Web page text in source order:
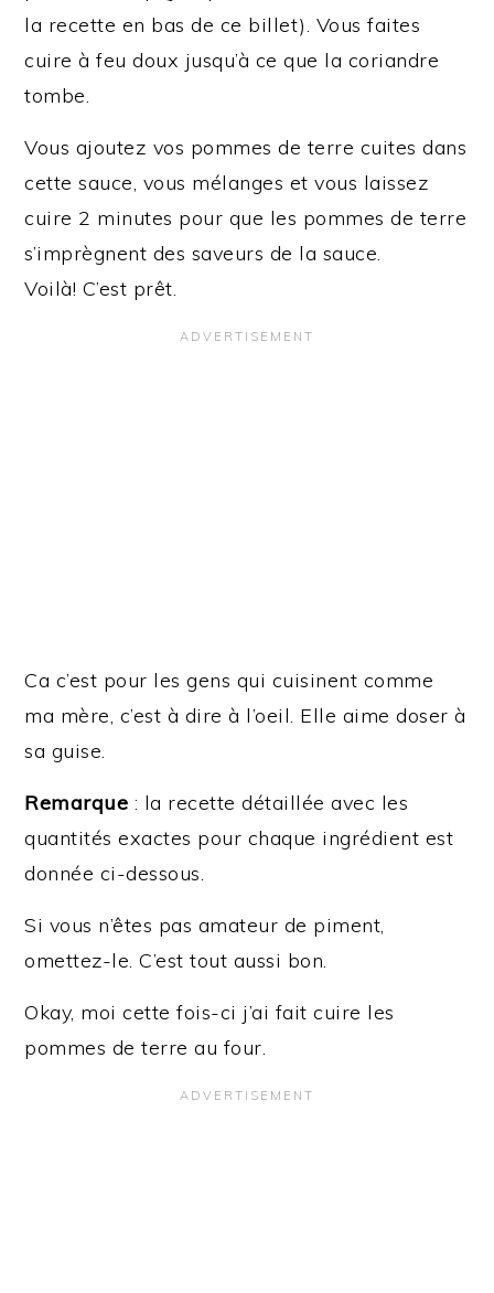
la recette en bas de ce billet). Vous faites
cuire à feu doux jusqu’à ce que la coriandre
tombe.
Vous ajoutez vos pommes de terre cuites dans
cette sauce, vous mélanges et vous laissez
cuire 2 minutes pour que les pommes de terre
s’imprègnent des saveurs de la sauce.
Voilà! C’est prêt.
Ca c’est pour les gens qui cuisinent comme
ma mère, c’est à dire à l’oeil. Elle aime doser à
sa guise.
Remarque : la recette détaillée avec les
quantités exactes pour chaque ingrédient est
donnée ci-dessous.
Si vous n’êtes pas amateur de piment,
omettez-le. C’est tout aussi bon.
Okay, moi cette fois-ci j’ai fait cuire les
pommes de terre au four.